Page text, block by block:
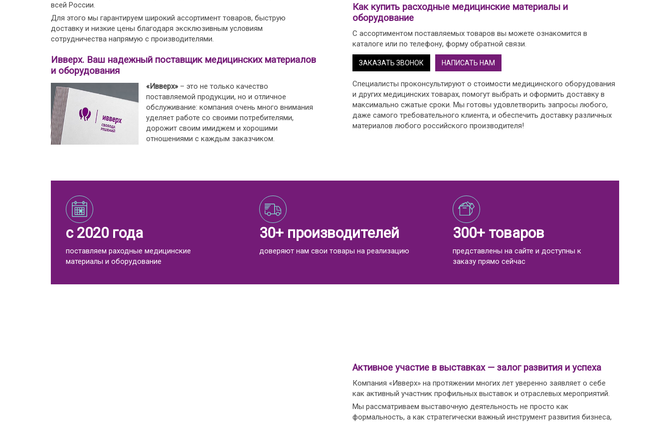
всей России.
Для этого мы гарантируем широкий ассортимент товаров, быструю
доставку и низкие цены благодаря эксклюзивным условиям
сотрудничества напрямую с производителями.
Ивверх. Ваш надежный поставщик медицинских материалов
и оборудования
«Ивверх»– это не только качество
поставляемой продукции, но и отличное
обслуживание: компания очень много внимания
уделяет работе со своими потребителями,
дорожит своим имиджем и хорошими
отношениями с каждым заказчиком.
Как купить расходные медицинские материалы и
оборудование
С ассортиментом поставляемых товаров вы можете ознакомится в
каталоге или по телефону, форму обратной связи.
ЗАКАЗАТЬ ЗВОНОК НАПИСАТЬ НАМ
Специалисты проконсультируют о стоимости медицинского оборудования
и других медицинских товарах, помогут выбрать и оформить доставку в
максимально сжатые сроки. Мы готовы удовлетворить запросы любого,
даже самого требовательного клиента, и обеспечить доставку различных
материалов любого российского производителя!
с 2020 года
поставляем раходные медицинские
материалы и оборудование
30+ производителей
доверяют нам свои товары на реализацию
300+ товаров
представлены на сайте и доступны к
заказу прямо сейчас
Активное участие в выставках — залог развития и успеха
Компания «Ивверх» на протяжении многих лет уверенно заявляет о себе
как активный участник профильных выставок и отраслевых мероприятий.
Мы рассматриваем выставочную деятельность не просто как
формальность, а как стратегически важный инструмент развития бизнеса,